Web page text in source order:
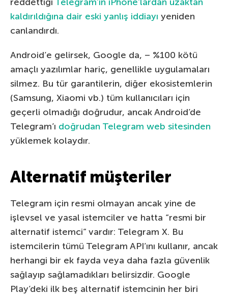
kaldırıldığına dair eski yanlış iddiayı yeniden
canlandırdı.
Android’e gelirsek, Google da, – %100 kötü
amaçlı yazılımlar hariç, genellikle uygulamaları
silmez. Bu tür garantilerin, diğer ekosistemlerin
(Samsung, Xiaomi vb.) tüm kullanıcıları için
geçerli olmadığı doğrudur, ancak Android’de
Telegram’ı doğrudan Telegram web sitesinden
yüklemek kolaydır.
Alternatif müşteriler
Telegram için resmi olmayan ancak yine de
işlevsel ve yasal istemciler ve hatta “resmi bir
alternatif istemci” vardır: Telegram X. Bu
istemcilerin tümü Telegram API’ını kullanır, ancak
herhangi bir ek fayda veya daha fazla güvenlik
sağlayıp sağlamadıkları belirsizdir. Google
Play’deki ilk beş alternatif istemcinin her biri